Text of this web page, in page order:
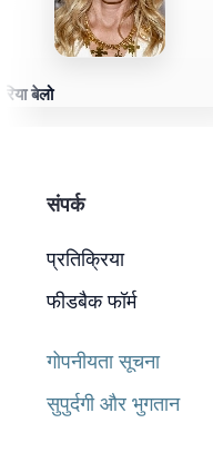
बेलो
संपर्क
प्रतिक्रिया
फीडबैक फॉर्म
गोपनीयता सूचना
सुपुर्दगी और भुगतान